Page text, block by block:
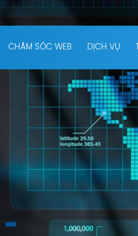
CHĂM SÓC WEB DỊCH VỤ